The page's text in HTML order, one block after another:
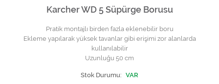
Karcher WD 5 Süpürge Borusu
Pratik montajlı birden fazla eklenebilir boru
Ekleme yapılarak yüksek tavanlar gibi erişimi zor alanlarda
kullanılabilir
Uzunluğu 50 cm
Stok Durumu: VAR